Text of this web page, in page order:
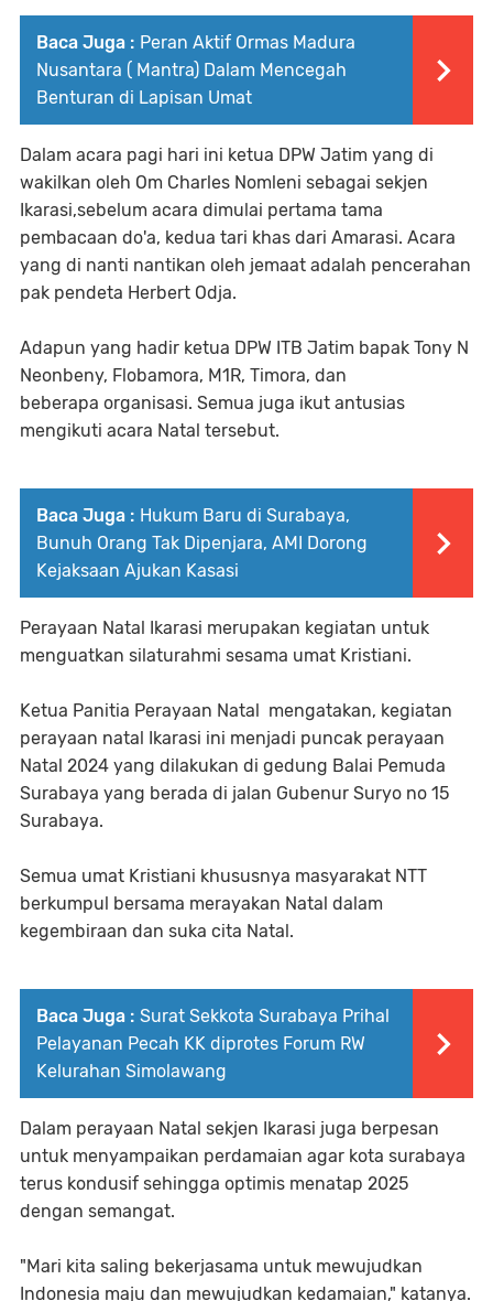
Baca Juga : Peran Aktif Ormas Madura
Nusantara ( Mantra) Dalam Mencegah
Benturan di Lapisan Umat
Dalam acara pagi hari ini ketua DPW Jatim yang di
wakilkan oleh Om Charles Nomleni sebagai sekjen
Ikarasi,sebelum acara dimulai pertama tama
pembacaan do'a, kedua tari khas dari Amarasi. Acara
yang di nanti nantikan oleh jemaat adalah pencerahan
pak pendeta Herbert Odja.
Adapun yang hadir ketua DPW ITB Jatim bapak Tony N
Neonbeny, Flobamora, M1R, Timora, dan
beberapa organisasi. Semua juga ikut antusias
mengikuti acara Natal tersebut.
Baca Juga : Hukum Baru di Surabaya,
Bunuh Orang Tak Dipenjara, AMI Dorong
Kejaksaan Ajukan Kasasi
Perayaan Natal Ikarasi merupakan kegiatan untuk
menguatkan silaturahmi sesama umat Kristiani.
Ketua Panitia Perayaan Natal mengatakan, kegiatan
perayaan natal Ikarasi ini menjadi puncak perayaan
Natal 2024 yang dilakukan di gedung Balai Pemuda
Surabaya yang berada di jalan Gubenur Suryo no 15
Surabaya.
Semua umat Kristiani khususnya masyarakat NTT
berkumpul bersama merayakan Natal dalam
kegembiraan dan suka cita Natal.
Baca Juga : Surat Sekkota Surabaya Prihal
Pelayanan Pecah KK diprotes Forum RW
Kelurahan Simolawang
Dalam perayaan Natal sekjen Ikarasi juga berpesan
untuk menyampaikan perdamaian agar kota surabaya
terus kondusif sehingga optimis menatap 2025
dengan semangat.
"Mari kita saling bekerjasama untuk mewujudkan
Indonesia maju dan mewujudkan kedamaian," katanya.